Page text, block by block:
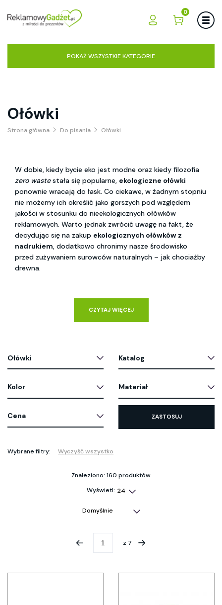
0
POKAŻ WSZYSTKIE KATEGORIE
Ołówki
Strona główna Do pisania Ołówki
W dobie, kiedy bycie eko jest modne oraz kiedy filozofia
zero wastestała się popularne, ekologiczne ołówki
ponownie wracają do łask. Co ciekawe, w żadnym stopniu
nie możemy ich określić jako gorszych pod względem
jakości w stosunku do nieekologicznych ołówków
reklamowych. Warto jednak zwrócić uwagę na fakt, że
decydując się na zakup ekologicznych ołówków z
nadrukiem, dodatkowo chronimy nasze środowisko
przed zużywaniem surowców naturalnych – jak chociażby
drewna.
CZYTAJ WIĘCEJ
Ołówki Katalog
Kolor Materiał
Cena ZASTOSUJ
Wybrane filtry: Wyczyść wszystko
Znaleziono: 160 produktów
Wyświetl:
z 7